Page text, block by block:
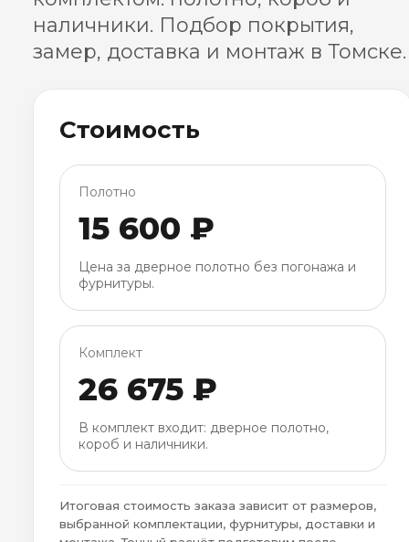
наличники. Подбор покрытия,
замер, доставка и монтаж в Томске.
Стоимость
Полотно
15 600 ₽
Цена за дверное полотно без погонажа и
фурнитуры.
Комплект
26 675 ₽
В комплект входит: дверное полотно,
короб и наличники.
Итоговая стоимость заказа зависит от размеров,
выбранной комплектации, фурнитуры, доставки и